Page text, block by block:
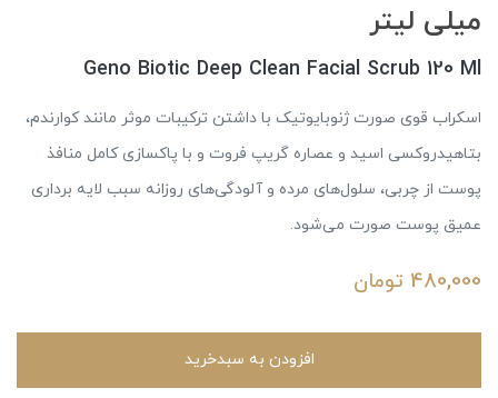
میلی لیتر
Geno Biotic Deep Clean Facial Scrub 120 Ml
اسکراب قوی صورت ژنوبایوتیک با داشتن ترکیبات موثر مانند کوارندم،
بتاهیدروکسی اسید و عصاره گریپ فروت و با پاکسازی کامل منافذ
پوست از چربی، سلول‌های مرده و آلودگی‌های روزانه سبب لایه برداری
عمیق پوست صورت می‌شود.
480,000 تومان
افزودن به سبدخرید